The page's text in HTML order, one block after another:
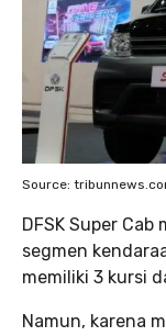
Source:
DFSK Super
segmen
memiliki 3 kursi
Namun, karena